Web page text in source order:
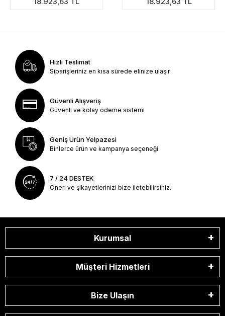
Hızlı Teslimat
Siparişleriniz en kısa sürede elinize ulaşır.
Güvenli Alışveriş
Güvenli ve kolay ödeme sistemi
Geniş Ürün Yelpazesi
Binlerce ürün ve kampanya seçeneği
7 / 24 DESTEK
Öneri ve şikayetlerinizi bize iletebilirsiniz.
Kurumsal
Müşteri Hizmetleri
Bize Ulaşın